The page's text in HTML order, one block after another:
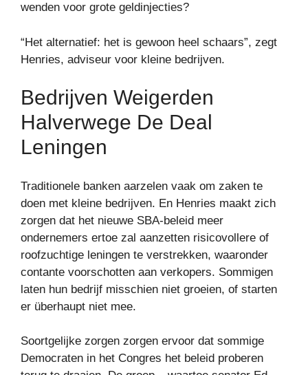
wenden voor grote geldinjecties?
“Het alternatief: het is gewoon heel schaars”, zegt
Henries, adviseur voor kleine bedrijven.
Bedrijven Weigerden
Halverwege De Deal
Leningen
Traditionele banken aarzelen vaak om zaken te
doen met kleine bedrijven. En Henries maakt zich
zorgen dat het nieuwe SBA-beleid meer
ondernemers ertoe zal aanzetten risicovollere of
roofzuchtige leningen te verstrekken, waaronder
contante voorschotten aan verkopers. Sommigen
laten hun bedrijf misschien niet groeien, of starten
er überhaupt niet mee.
Soortgelijke zorgen zorgen ervoor dat sommige
Democraten in het Congres het beleid proberen